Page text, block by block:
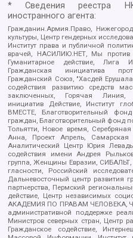
* Сведения реестра
иностранного агента:
Гражданин.Армия.Право,
культуры, Центр гендерных
Институт права и публичной
врачей, НАСИЛИЮ.НЕТ, Мы против
Гуманитарное действие, Лига
Гражданская инициатива
Гражданский Союз, "Хасдей
содействия развитию средств
заключенных, Горячая Линия,
инициатив Действие, Институт
ВМЕСТЕ, Благотворительный
граждан, Благотворительный
Тольятти, Новое время,
Анна, Проект Апрель, Самарская
Аналитический Центр Юрия
содействия имени Андрея
группа, Женщины Евразии,
гласности, Российский
Дальневосточный центр развития
партнерства, Пермский
действие, Центр независимых
АКАДЕМИЯ ПО ПРАВАМ ЧЕЛОВЕКА,
административной поддержке
Министров северных стран, Центр
Гражданское содействие,